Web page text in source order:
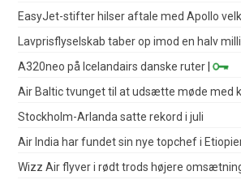
EasyJet-stifter hilser aftale med Apollo
Lavprisflyselskab taber op imod en halv
A320neo på Icelandairs danske ruter |
Air Baltic tvunget til at udsætte møde med
Stockholm-Arlanda satte rekord i juli
Air India har fundet sin nye topchef i
Wizz Air flyver i rødt trods højere